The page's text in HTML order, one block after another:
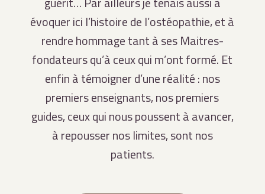
évoquer ici l’histoire de l’ostéopathie, et à
rendre hommage tant à ses Maitres-
fondateurs qu’à ceux qui m’ont formé. Et
enfin à témoigner d’une réalité : nos
premiers enseignants, nos premiers
guides, ceux qui nous poussent à avancer,
à repousser nos limites, sont nos
patients.